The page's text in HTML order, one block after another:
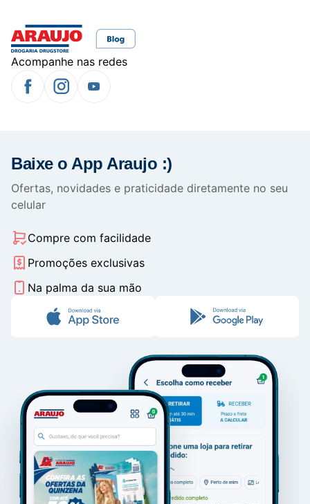
Acompanhe nas redes
Baixe o App Araujo :)
Ofertas, novidades e praticidade diretamente no seu
celular
Compre com facilidade
Promoções exclusivas
Na palma da sua mão